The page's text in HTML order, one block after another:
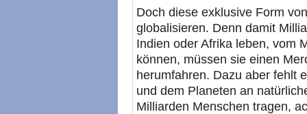
Doch diese exklusive Form
globalisieren. Denn damit
Indien oder Afrika leben, vom
können, müssen sie einen
herumfahren. Dazu aber fehlt
und dem Planeten an
Milliarden Menschen tragen,